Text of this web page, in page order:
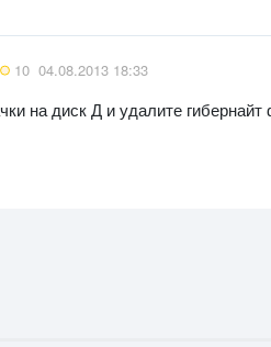
10 04.08.2013 18:33
на диск Д и удалите